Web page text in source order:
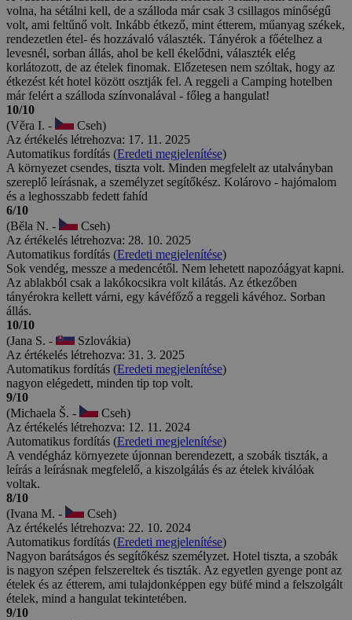
volna, ha sétálni kell, de a szálloda már csak 3 csillagos minőségű
volt, ami feltűnő volt. Inkább étkező, mint étterem, műanyag székek,
rendezetlen étel- és hozzávaló választék. Tányérok a főételhez a
levesnél, sorban állás, ahol be kell ékelődni, választék elég
korlátozott, de az ételek finomak. Előzetesen nem szóltak, hogy az
étkezést két hotel között osztják fel. A reggeli a Camping hotelben
már felért a szálloda színvonalával - főleg a hangulat!
10/10
(Věra I. -
Cseh)
Az értékelés létrehozva: 17. 11. 2025
Automatikus fordítás (Eredeti megjelenítése)
A környezet csendes, tiszta volt. Minden megfelelt az utalványban
szereplő leírásnak, a személyzet segítőkész. Kolárovo - hajómalom
és a leghosszabb fedett fahíd
6/10
(Běla N. -
Cseh)
Az értékelés létrehozva: 28. 10. 2025
Automatikus fordítás (Eredeti megjelenítése)
Sok vendég, messze a medencétől. Nem lehetett napozóágyat kapni.
Az ablakból csak a lakókocsikra volt kilátás. Az étkezőben
tányérokra kellett várni, egy kávéfőző a reggeli kávéhoz. Sorban
állás.
10/10
(Jana S. -
Szlovákia)
Az értékelés létrehozva: 31. 3. 2025
Automatikus fordítás (Eredeti megjelenítése)
nagyon elégedett, minden tip top volt.
9/10
(Michaela Š. -
Cseh)
Az értékelés létrehozva: 12. 11. 2024
Automatikus fordítás (Eredeti megjelenítése)
A vendégház környezete újonnan berendezett, a szobák tiszták, a
leírás a leírásnak megfelelő, a kiszolgálás és az ételek kiválóak
voltak.
8/10
(Ivana M. -
Cseh)
Az értékelés létrehozva: 22. 10. 2024
Automatikus fordítás (Eredeti megjelenítése)
Nagyon barátságos és segítőkész személyzet. Hotel tiszta, a szobák
is nagyon szépen felszereltek és tiszták. Az egyetlen gyenge pont az
ételek és az étterem, ami tulajdonképpen egy büfé mind a felszolgált
ételek, mind a hangulat tekintetében.
9/10